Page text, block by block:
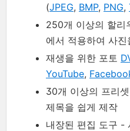
(JPEG, BMP, PNG,
250개 이상의 할리
에서 적용하여 사
재생을 위한 포토
YouTube,
30개 이상의 프리
제목을 쉽게 제작
내장된 편집 도구 -